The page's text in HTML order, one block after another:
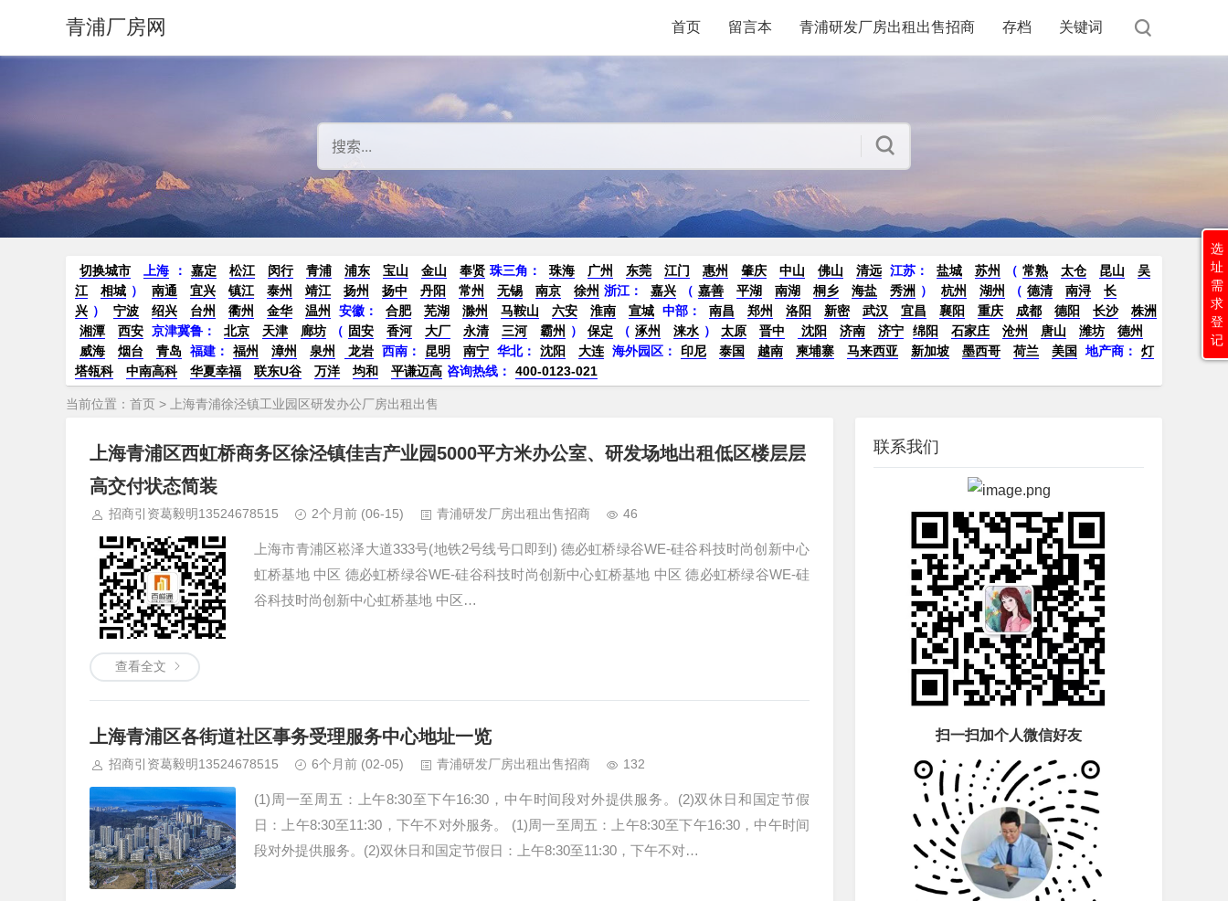
青浦厂房网 首页 留言本 青浦研发厂房出租出售招商 存档 关键词
切换城市 上海 ： 嘉定 松江 闵行 青浦 浦东 宝山 金山 奉贤 珠三角： 珠海 广州 东莞 江门 惠州 肇庆 中山 佛山 清远 江苏 ： 盐城 苏州 （ 常熟 太仓 昆山
吴
江
相城 ） 南通 宜兴 镇江 泰州 靖江 扬州 扬中 丹阳 常州 无锡 南京 徐州 浙江： 嘉兴 （ 嘉善 平湖 南湖 桐乡 海盐 秀洲 ） 杭州 湖州 （ 德清 南浔
长
兴 ） 宁波 绍兴 台州 衢州 金华 温州 安徽 ： 合肥 芜湖 滁州 马鞍山 六安 淮南 宣城 中部： 南昌 郑州 洛阳 新密 武汉 宜昌 襄阳 重庆 成都 德阳 长沙
株洲
湘潭
西安 京津冀鲁： 北京 天津 廊坊 （ 固安 香河 大厂 永清 三河 霸州 ） 保定 （ 涿州 涞水 ） 太原 晋中 沈阳 济南 济宁 绵阳 石家庄 沧州 唐山 潍坊
德州
威海
烟台 青岛 福建： 福州 漳州 泉州 龙岩 西南： 昆明 南宁 华北： 沈阳 大连 海外园区： 印尼 泰国 越南 柬埔寨 马来西亚 新加坡 墨西哥 荷兰 美国 地产商：
灯
塔瓴科
中南高科 华夏幸福 联东U谷 万洋 均和 平谦迈高 咨询热线： 400-0123-021
当前位置： 首页 > 上海青浦徐泾镇工业园区研发办公厂房出租出售
上海青浦区西虹桥商务区徐泾镇佳吉产业园5000平方米办公室、研发场地出租低区楼层层
高交付状态简装
招商引资葛毅明13524678515 2个月前 (06-15) 青浦研发厂房出租出售招商 46
上海市青浦区崧泽大道333号(地铁2号线号口即到) 德必虹桥绿谷WE-硅谷科技时尚创新中心
虹桥基地 中区 德必虹桥绿谷WE-硅谷科技时尚创新中心虹桥基地 中区 德必虹桥绿谷WE-硅
谷科技时尚创新中心虹桥基地 中区…
查看全文
上海青浦区各街道社区事务受理服务中心地址一览
招商引资葛毅明13524678515 6个月前 (02-05) 青浦研发厂房出租出售招商 132
(1)周一至周五：上午8:30至下午16:30，中午时间段对外提供服务。(2)双休日和国定节假
日：上午8:30至11:30，下午不对外服务。 (1)周一至周五：上午8:30至下午16:30，中午时间
段对外提供服务。(2)双休日和国定节假日：上午8:30至11:30，下午不对…
联系我们
扫一扫加个人微信好友
选
址
需
求
登
记